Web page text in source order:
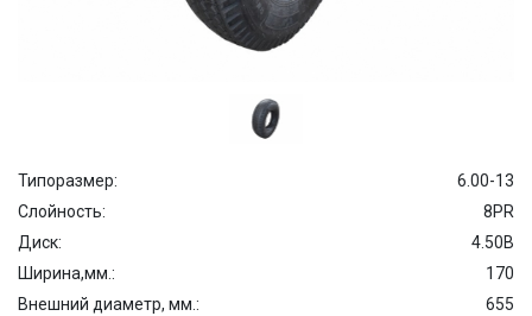
Типоразмер:
6.00-13
Слойность:
8PR
Диск:
4.50B
Ширина,мм.:
170
Внешний диаметр, мм.:
655